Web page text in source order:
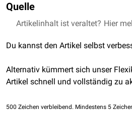
und Phasenverschiebung dar.
Versucher eine Schaltung mit
Quelle
"Physik für Mediziner" - Ulrich
Artikelinhalt ist veraltet? Hier
Du kannst den Artikel selbst
Alternativ kümmert sich unser
Artikel schnell und vollständig zu
500 Zeichen verbleibend. Mindestens 5